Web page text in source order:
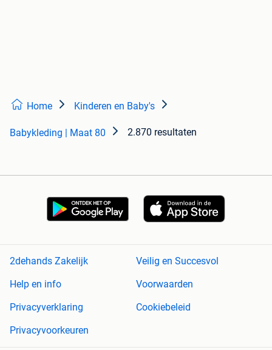
Home Kinderen en Baby's
Babykleding | Maat 80 2.870 resultaten
2dehands Zakelijk
Veilig en Succesvol
Help en info
Voorwaarden
Privacyverklaring
Cookiebeleid
Privacyvoorkeuren